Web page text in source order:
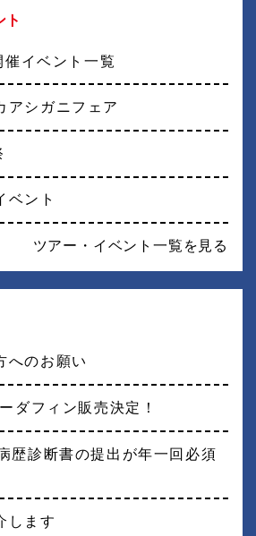
ト
イベント一覧
アシガニフェア
ベント
ツアー・イベント一覧を見る
へのお願い
ダフィン販売決定！
歴診断書の提出が年一回必須
します